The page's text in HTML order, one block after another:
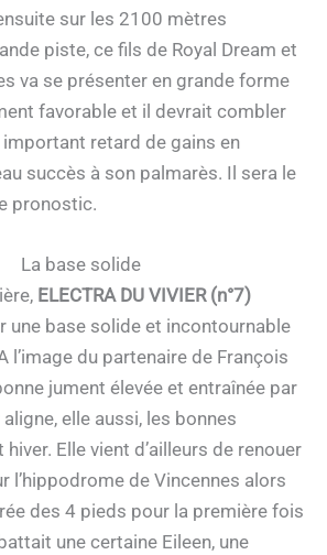
sur les 2100 mètres
piste, ce fils de Royal Dream et
va se présenter en grande forme
favorable et il devrait combler
retard de gains en
succès à son palmarès. Il sera le
pronostic.
La base solide
ELECTRA DU VIVIER (n°7)
une base solide et incontournable
l’image du partenaire de François
jument élevée et entraînée par
elle aussi, les bonnes
Elle vient d’ailleurs de renouer
l’hippodrome de Vincennes alors
des 4 pieds pour la première fois
une certaine Eileen, une